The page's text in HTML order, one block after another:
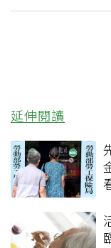
延伸閱讀